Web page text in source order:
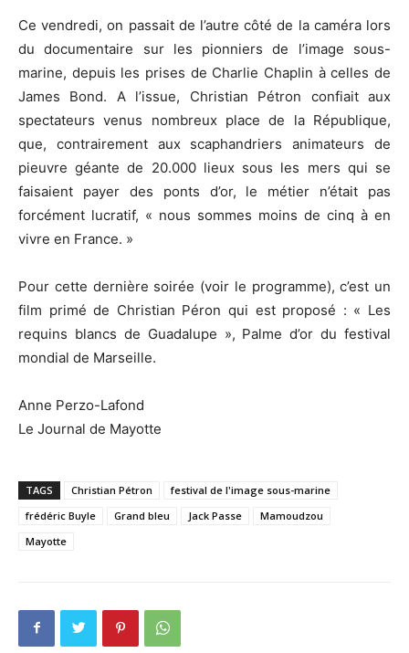
Ce vendredi, on passait de l’autre côté de la caméra lors
du documentaire sur les pionniers de l’image sous-
marine, depuis les prises de Charlie Chaplin à celles de
James Bond. A l’issue, Christian Pétron confiait aux
spectateurs venus nombreux place de la République,
que, contrairement aux scaphandriers animateurs de
pieuvre géante de 20.000 lieux sous les mers qui se
faisaient payer des ponts d’or, le métier n’était pas
forcément lucratif, « nous sommes moins de cinq à en
vivre en France. »
Pour cette dernière soirée (voir le programme), c’est un
film primé de Christian Péron qui est proposé : « Les
requins blancs de Guadalupe », Palme d’or du festival
mondial de Marseille.
Anne Perzo-Lafond
Le Journal de Mayotte
TAGS Christian Pétron
festival de l'image sous-marine
frédéric Buyle
Grand bleu Jack Passe
Mamoudzou
Mayotte